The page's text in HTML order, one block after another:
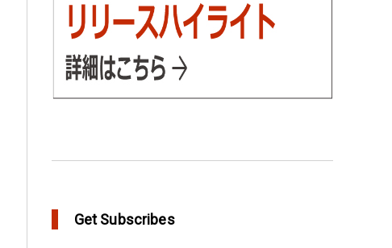
Get Subscribes